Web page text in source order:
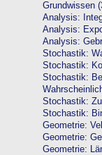
Grundwissen
Analysis:
Analysis:
Analysis:
Stochastik:
Stochastik:
Stochastik:
Stochastik:
Stochastik:
Geometrie:
Geometrie:
Geometrie: